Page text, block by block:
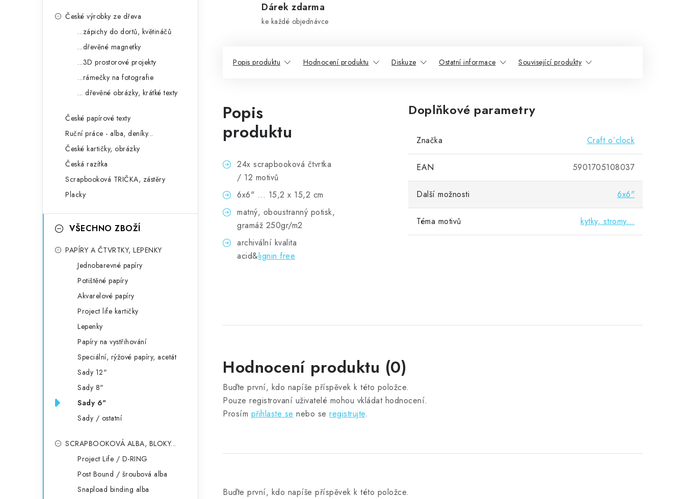
České výrobky ze dřeva
...zápichy do dortů, květináčů
...dřevěné magnetky
...3D prostorové projekty
...rámečky na fotografie
... dřevěné obrázky, krátké texty
České papírové texty
Ruční práce - alba, deníky...
České kartičky, obrázky
Česká razítka
Scrapbooková TRIČKA, zástěry
Placky
VŠECHNO ZBOŽÍ
PAPÍRY A ČTVRTKY, LEPENKY
Jednobarevné papíry
Potištěné papíry
Akvarelové papíry
Project life kartičky
Lepenky
Papíry na vystřihování
Speciální, rýžové papíry, acetát
Sady 12"
Sady 8"
Sady 6"
Sady / ostatní
SCRAPBOOKOVÁ ALBA, BLOKY...
Project Life / D-RING
Post Bound / šroubová alba
Snapload binding alba
Dárek zdarma
ke každé objednávce
Popis produktu Hodnocení produktu Diskuze Ostatní informace Související produkty
Popis
produktu
24x scrapbooková čtvrtka
/ 12 motivů
6x6" ... 15,2 x 15,2 cm
matný, oboustranný potisk,
gramáž 250gr/m2
archivální kvalita
acid&lignin free
Doplňkové parametry
Značka Craft o´clock
EAN 5901705108037
Další možnosti 6x6"
Téma motivů kytky, stromy...
Hodnocení produktu (0)
Buďte první, kdo napíše příspěvek k této položce.
Pouze registrovaní uživatelé mohou vkládat hodnocení.
Prosím přihlaste se nebo se registrujte.
Buďte první, kdo napíše příspěvek k této položce.